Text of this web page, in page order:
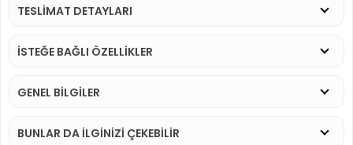
TESLİMAT DETAYLARI
İSTEĞE BAĞLI ÖZELLİKLER
GENEL BİLGİLER
BUNLAR DA İLGINIZI ÇEKEBILIR